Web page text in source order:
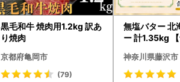
黒毛和牛 焼肉用1.2kg 訳あ
り焼肉
京都府亀岡市
(79)
無塩バター 北
ー 計1.35kg
神奈川県藤沢市